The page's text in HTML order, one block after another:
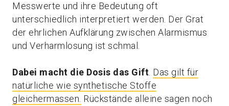
Messwerte und ihre Bedeutung oft
unterschiedlich interpretiert werden. Der Grat
der ehrlichen Aufklärung zwischen Alarmismus
und Verharmlosung ist schmal.
Dabei macht die Dosis das Gift Das gilt für
natürliche wie synthetische Stoffe
gleichermassen. Rückstände alleine sagen noch